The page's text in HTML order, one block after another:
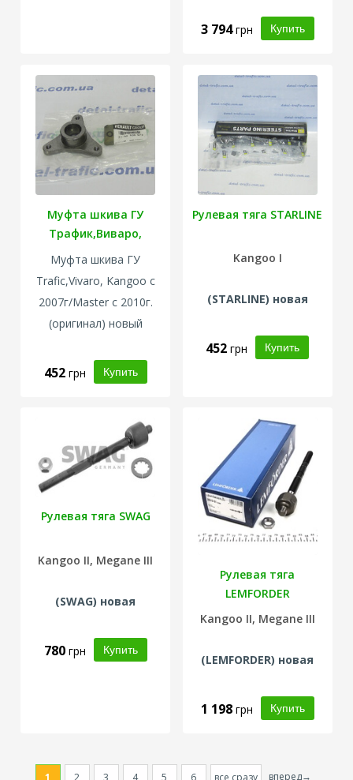
3 794грн
Муфта шкива ГУ
Трафик,Виваро,
Мастер, Кенго
Муфта шкива ГУ
Trafic,Vivaro, Kangoo с
2007г/Master с 2010г.
(оригинал) новый
452 грн
Рулевая тяга STARLINE
Kangoo I
(STARLINE) новая
452грн
Рулевая тяга SWAG
Kangoo II, Megane III
(SWAG) новая
780 грн
Рулевая тяга
LEMFORDER
Kangoo II, Megane III
(LEMFORDER) новая
1 198 грн
1 2 3 4 5 6 все сразу вперед→